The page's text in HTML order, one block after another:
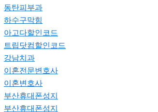
동탄피부과
하수구막힘
아고다할인코드
트립닷컴할인코드
강남치과
이혼전문변호사
이혼변호사
부산휴대폰성지
부산휴대폰성지